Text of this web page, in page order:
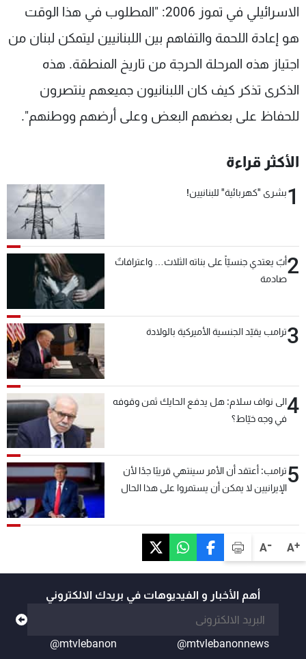
A+
A-
الاسرائيلي في تموز 2006: "المطلوب في هذا الوقت
هو إعادة اللحمة والتفاهم بين اللبنانيين ليتمكن لبنان من
اجتياز هذه المرحلة الحرجة من تاريخ المنطقة. هذه
الذكرى تذكر كيف كان اللبنانيون جميعهم ينتصرون
للحفاظ على بعضهم البعض وعلى أرضهم ووطنهم".
الأكثر قراءة
1بشرى "كهربائية" للبنانيين!
2أبٌ يعتدي جنسيّاً على بناته الثلاث… واعترافاتٌ
صادمة
3ترامب يقيّد الجنسية الأميركية بالولادة
4الى نواف سلام: هل يدفع الحايك ثمن وقوفه
في وجه خيّاط؟
5ترامب: أعتقد أن الأمر سينتهي قريبًا جدًا لأن
الإيرانيين لا يمكن أن يستمروا على هذا الحال
أهم الأخبار و الفيديوهات في بريدك الالكتروني
@mtvlebanonnews
@mtvlebanon